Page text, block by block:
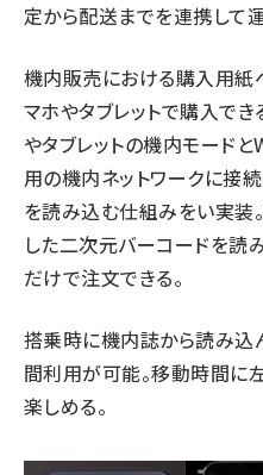
定から配送までを連携して
機内販売における購入用紙
マホやタブレットで購入でき
やタブレットの機内モード
用の機内ネットワークに接
を読み込む仕組みをい実装
した二次元バーコードを読
だけで注文できる。
搭乗時に機内誌から読み
間利用が可能。移動時間に
楽しめる。